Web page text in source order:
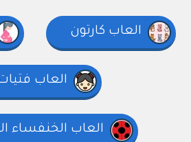
العاب كارتون
العاب
العاب الخنفساء